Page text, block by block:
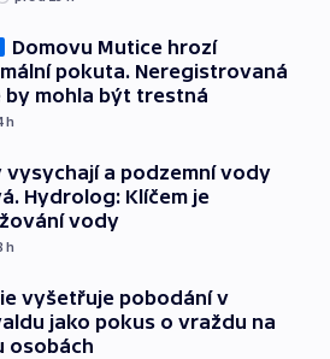
Domovu Mutice hrozí
pokuta. Neregistrovaná
by mohla být trestná
h
vysychají a podzemní vody
Hydrolog: Klíčem je
vody
h
vyšetřuje pobodání v
jako pokus o vraždu na
osobách